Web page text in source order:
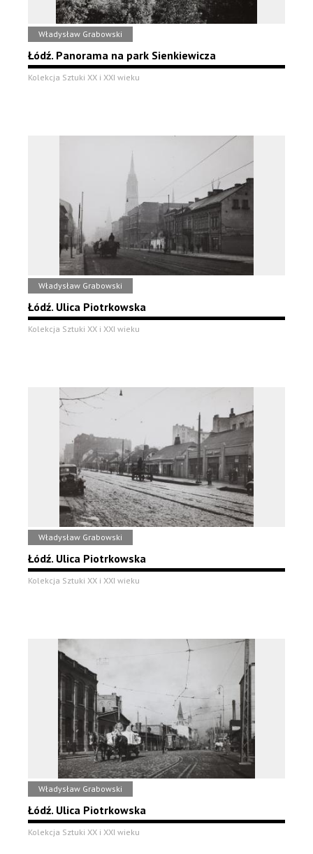
Władysław Grabowski
Łódź. Panorama na park Sienkiewicza
Kolekcja Sztuki XX i XXI wieku
Władysław Grabowski
Łódź. Ulica Piotrkowska
Kolekcja Sztuki XX i XXI wieku
Władysław Grabowski
Łódź. Ulica Piotrkowska
Kolekcja Sztuki XX i XXI wieku
Władysław Grabowski
Łódź. Ulica Piotrkowska
Kolekcja Sztuki XX i XXI wieku